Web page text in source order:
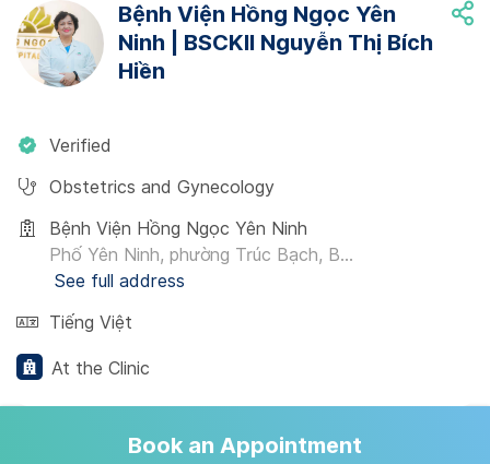
Bệnh Viện Hồng Ngọc Yên
Ninh | BSCKII Nguyễn Thị Bích
Hiền
Verified
Obstetrics and Gynecology
Bệnh Viện Hồng Ngọc Yên Ninh
Phố Yên Ninh, phường Trúc Bạch, B...
See full address
Tiếng Việt
At the Clinic
Book an Appointment